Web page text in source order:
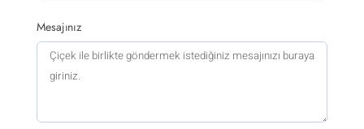
Mesajınız